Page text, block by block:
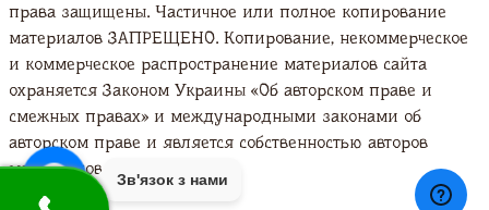
Зв'язок з нами
права защищены. Частичное или полное копирование
материалов ЗАПРЕЩЕНО. Копирование, некоммерческое
и коммерческое распространение материалов сайта
охраняется Законом Украины «Об авторском праве и
смежных правах» и международными законами об
авторском праве и является собственностью авторов
материалов. Подробно